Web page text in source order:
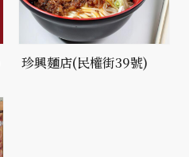
珍興麵店(民權街39號)